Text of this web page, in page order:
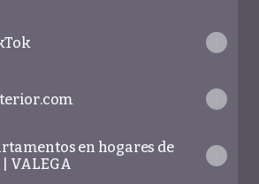
en hogares de
VALEGA